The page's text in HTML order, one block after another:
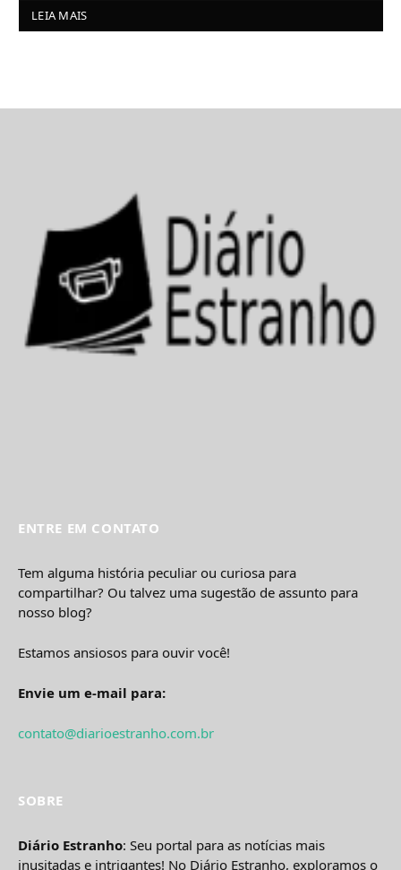
LEIA MAIS
ENTRE EM CONTATO
Tem alguma história peculiar ou curiosa para
compartilhar? Ou talvez uma sugestão de assunto para
nosso blog?
Estamos ansiosos para ouvir você!
Envie um e-mail para:
contato@diarioestranho.com.br
SOBRE
Diário Estranho: Seu portal para as notícias mais
inusitadas e intrigantes! No Diário Estranho, exploramos o